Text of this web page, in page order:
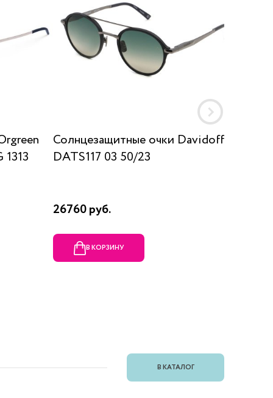
1313
Солнцезащитные очки Davidoff
DATS117 03 50/23
26760 руб.
В КОРЗИНУ
В КАТАЛОГ